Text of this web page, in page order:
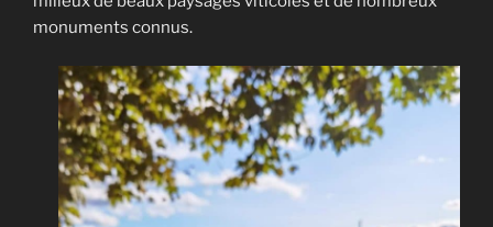
monuments connus.